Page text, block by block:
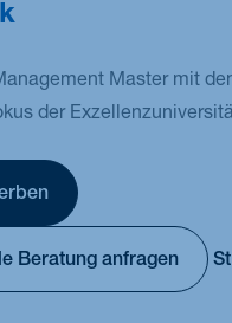
Master mit
der
Beratung anfragen